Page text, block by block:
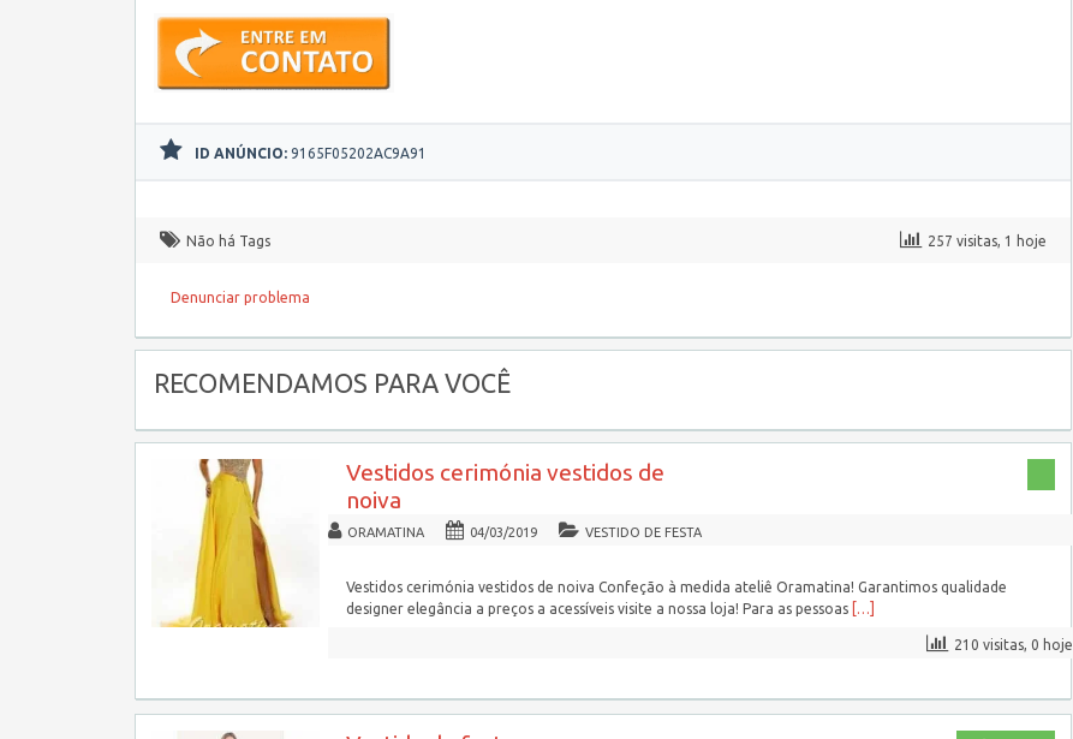
ID ANÚNCIO: 9165F05202AC9A91
Não há Tags 257 visitas, 1 hoje
Denunciar problema
RECOMENDAMOS PARA VOCÊ
Vestidos cerimónia vestidos de
noiva
ORAMATINA 04/03/2019 VESTIDO DE FESTA
Vestidos cerimónia vestidos de noiva Confeção à medida ateliê Oramatina! Garantimos qualidade
designer elegância a preços a acessíveis visite a nossa loja! Para as pessoas […]
210 visitas, 0 hoje